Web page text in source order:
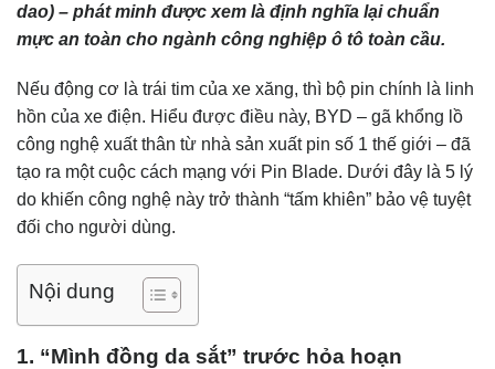
dao) – phát minh được xem là định nghĩa lại chuẩn
mực an toàn cho ngành công nghiệp ô tô toàn cầu.
Nếu động cơ là trái tim của xe xăng, thì bộ pin chính là linh
hồn của xe điện. Hiểu được điều này, BYD – gã khổng lồ
công nghệ xuất thân từ nhà sản xuất pin số 1 thế giới – đã
tạo ra một cuộc cách mạng với Pin Blade. Dưới đây là 5 lý
do khiến công nghệ này trở thành “tấm khiên” bảo vệ tuyệt
đối cho người dùng.
Nội dung
1. “Mình đồng da sắt” trước hỏa hoạn